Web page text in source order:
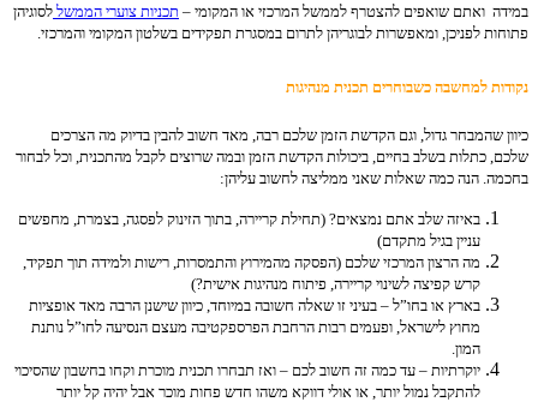
במידה ואתם שואפים להצטרף לממשל המרכזי או המקומי – תכניות צוערי הממשל לסוגיהן
פתוחות לפניכן, ומאפשרות לבוגריהן לתרום במסגרת תפקידים בשלטון המקומי והמרכזי.
נקודות למחשבה כשבוחרים תכנית מנהיגות
כיוון שהמבחר גדול, וגם הקדשת הזמן שלכם רבה, מאד חשוב להבין בדיוק מה הצרכים
שלכם, כתלות בשלב בחיים, ביכולות הקדשת הזמן ובמה שרוצים לקבל מהתכנית, וכל לבחור
בחכמה. הנה כמה שאלות שאני ממליצה לחשוב עליהן:
באיזה שלב אתם נמצאים? (תחילת קריירה, בתוך הזינוק לפסגה, בצמרת, מחפשים
עניין בגיל מתקדם)
מה הרצון המרכזי שלכם (הפסקה מהמירוץ והתמסרות, רישות ולמידה תוך תפקיד,
קרש קפיצה לשינוי קריירה, פיתוח מנהיגות אישית?)
בארץ או בחו”ל – בעיני זו שאלה חשובה במיוחד, כיוון שישנן הרבה מאד אופציות
מחוץ לישראל, ופעמים רבות הרחבת הפרספקטיבה מעצם הנסיעה לחו”ל נותנת
המון.
יוקרתיות – עד כמה זה חשוב לכם – ואז תבחרו תכנית מוכרת וקחו בחשבון שהסיכוי
להתקבל נמול יותר, או אולי דווקא משהו חדש פחות מוכר אבל יהיה קל יותר